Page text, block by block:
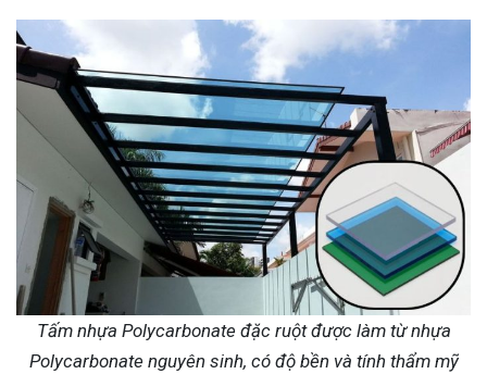
Tấm nhựa Polycarbonate đặc ruột được làm từ nhựa
Polycarbonate nguyên sinh, có độ bền và tính thẩm mỹ